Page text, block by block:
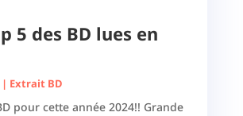
5 des BD lues en
Extrait BD
pour cette année 2024!! Grande